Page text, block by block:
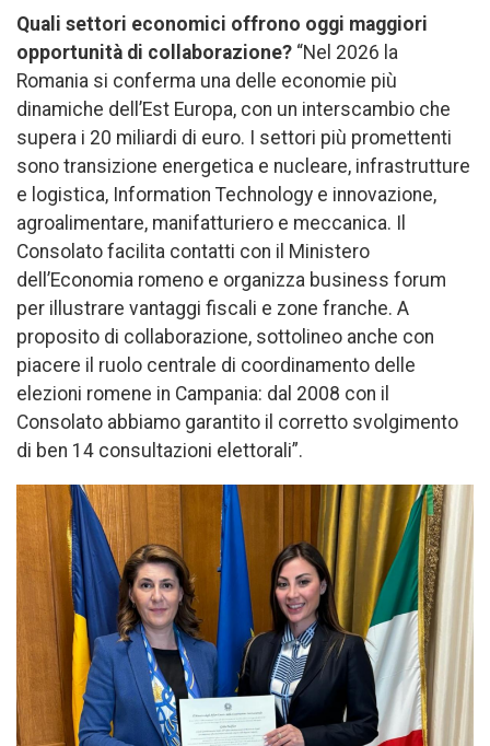
Quali settori economici offrono oggi maggiori
opportunità di collaborazione? “Nel 2026 la
Romania si conferma una delle economie più
dinamiche dell’Est Europa, con un interscambio che
supera i 20 miliardi di euro. I settori più promettenti
sono transizione energetica e nucleare, infrastrutture
e logistica, Information Technology e innovazione,
agroalimentare, manifatturiero e meccanica. Il
Consolato facilita contatti con il Ministero
dell’Economia romeno e organizza business forum
per illustrare vantaggi fiscali e zone franche. A
proposito di collaborazione, sottolineo anche con
piacere il ruolo centrale di coordinamento delle
elezioni romene in Campania: dal 2008 con il
Consolato abbiamo garantito il corretto svolgimento
di ben 14 consultazioni elettorali”.